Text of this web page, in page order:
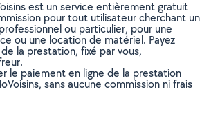
est un service entièrement gratuit
pour tout utilisateur cherchant un
ou particulier, pour une
ou une location de matériel. Payez
la prestation, fixé par vous,
le paiement en ligne de la prestation
sans aucune commission ni frais